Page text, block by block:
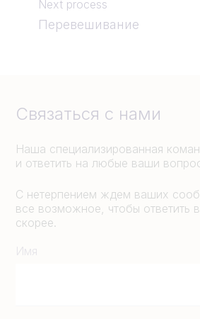
Next process
Перевешивание
Связаться с нами
Наша специализированная
и ответить на любые ваши
С нетерпением ждем ваших
все возможное, чтобы ответить
скорее.
Имя